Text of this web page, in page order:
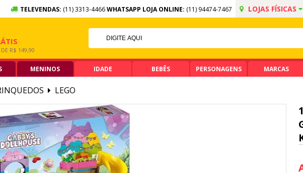
TELEVENDAS: (11) 3313-4466WHATSAPP LOJA ONLINE: (11) 94474-7467 LOJAS FÍSICAS
5% OFF NO PIX
PIX ACIMA DE R$ 99,90
MENINOS IDADE BEBÊS PERSONAGENS MARCAS
LEGO